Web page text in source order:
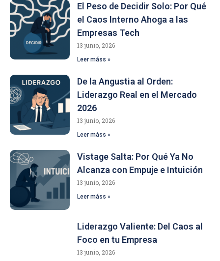
El Peso de Decidir Solo: Por Qué
el Caos Interno Ahoga a las
Empresas Tech
13 junio, 2026
Leer máss »
De la Angustia al Orden:
Liderazgo Real en el Mercado
2026
13 junio, 2026
Leer máss »
Vistage Salta: Por Qué Ya No
Alcanza con Empuje e Intuición
13 junio, 2026
Leer máss »
Liderazgo Valiente: Del Caos al
Foco en tu Empresa
13 junio, 2026